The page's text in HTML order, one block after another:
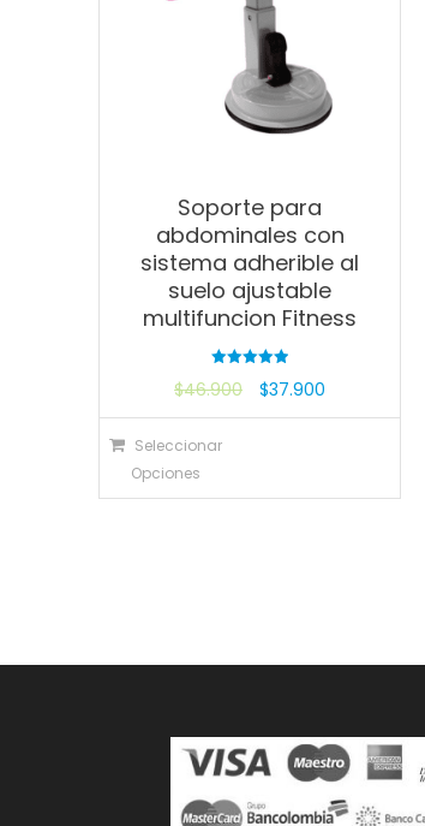
Soporte para
abdominales con
sistema adherible al
suelo ajustable
multifuncion Fitness
Valorado
con
de 5
$46.900 $37.900
Seleccionar
Opciones